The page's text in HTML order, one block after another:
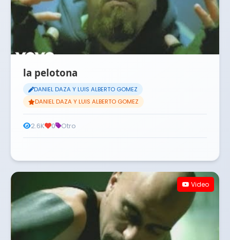
la pelotona
DANIEL DAZA Y LUIS ALBERTO GOMEZ
DANIEL DAZA Y LUIS ALBERTO GOMEZ
2.6K 0 Otro
Video